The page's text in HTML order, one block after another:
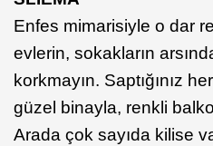
Enfes mimarisiyle o dar
evlerin, sokakların
korkmayın. Saptığınız
güzel binayla, renkli
Arada çok sayıda kilise